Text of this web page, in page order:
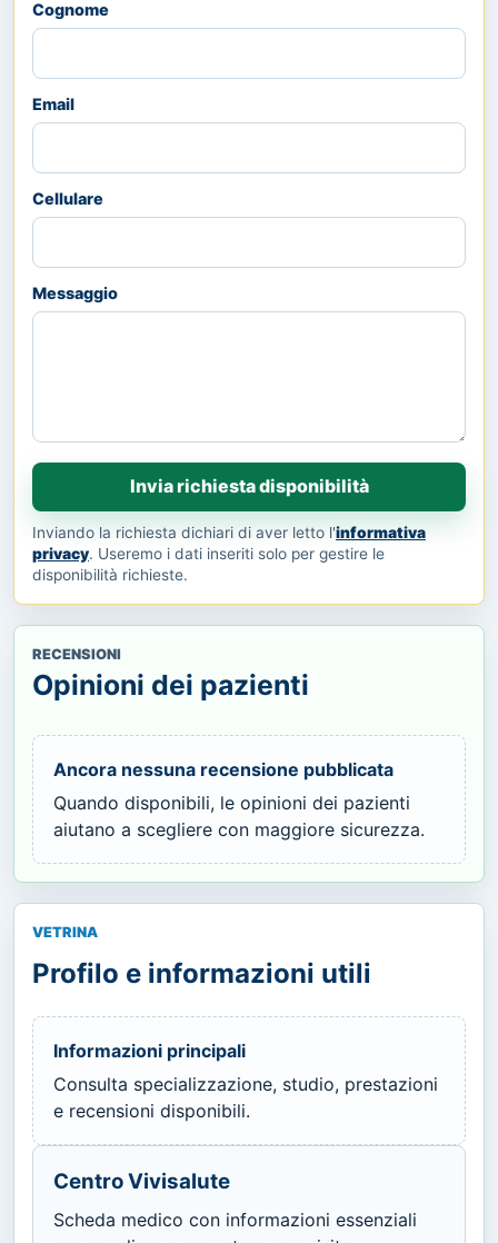
Cognome
Email
Cellulare
Messaggio
Invia richiesta disponibilità
Inviando la richiesta dichiari di aver letto l'informativa
privacy. Useremo i dati inseriti solo per gestire le
disponibilità richieste.
RECENSIONI
Opinioni dei pazienti
Ancora nessuna recensione pubblicata
Quando disponibili, le opinioni dei pazienti
aiutano a scegliere con maggiore sicurezza.
VETRINA
Profilo e informazioni utili
Informazioni principali
Consulta specializzazione, studio, prestazioni
e recensioni disponibili.
Centro Vivisalute
Scheda medico con informazioni essenziali